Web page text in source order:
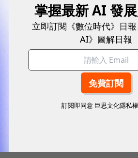
掌握最新 AI 發
立即訂閱《數位時代》日
AI》圖解日報
訂閱即同意 巨思文化隱私